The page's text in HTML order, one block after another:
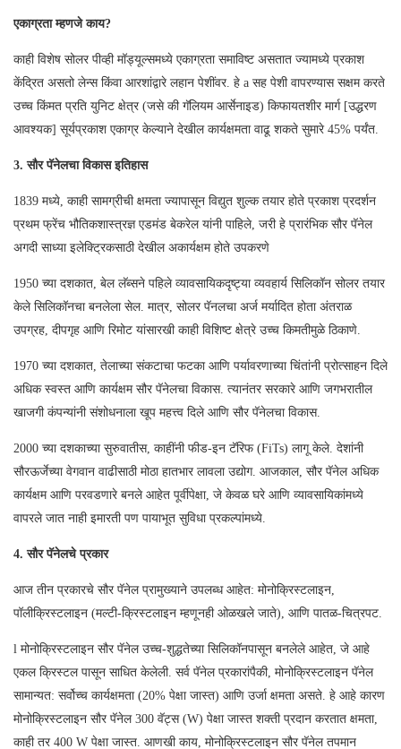
एकाग्रता म्हणजे काय?
काही विशेष सोलर पीव्ही मॉड्यूल्समध्ये एकाग्रता समाविष्ट असतात ज्यामध्ये प्रकाश
केंद्रित असतो लेन्स किंवा आरशांद्वारे लहान पेशींवर. हे a सह पेशी वापरण्यास सक्षम करते
उच्च किंमत प्रति युनिट क्षेत्र (जसे की गॅलियम आर्सेनाइड) किफायतशीर मार्ग [उद्धरण
आवश्यक] सूर्यप्रकाश एकाग्र केल्याने देखील कार्यक्षमता वाढू शकते सुमारे 45% पर्यंत.
3. सौर पॅनेलचा विकास इतिहास
1839 मध्ये, काही सामग्रीची क्षमता ज्यापासून विद्युत शुल्क तयार होते प्रकाश प्रदर्शन
प्रथम फ्रेंच भौतिकशास्त्रज्ञ एडमंड बेकरेल यांनी पाहिले, जरी हे प्रारंभिक सौर पॅनेल
अगदी साध्या इलेक्ट्रिकसाठी देखील अकार्यक्षम होते उपकरणे
1950 च्या दशकात, बेल लॅब्सने पहिले व्यावसायिकदृष्ट्या व्यवहार्य सिलिकॉन सोलर तयार
केले सिलिकॉनचा बनलेला सेल. मात्र, सोलर पॅनलचा अर्ज मर्यादित होता अंतराळ
उपग्रह, दीपगृह आणि रिमोट यांसारखी काही विशिष्ट क्षेत्रे उच्च किमतीमुळे ठिकाणे.
1970 च्या दशकात, तेलाच्या संकटाचा फटका आणि पर्यावरणाच्या चिंतांनी प्रोत्साहन दिले
अधिक स्वस्त आणि कार्यक्षम सौर पॅनेलचा विकास. त्यानंतर सरकारे आणि जगभरातील
खाजगी कंपन्यांनी संशोधनाला खूप महत्त्व दिले आणि सौर पॅनेलचा विकास.
2000 च्या दशकाच्या सुरुवातीस, काहींनी फीड-इन टॅरिफ (FiTs) लागू केले. देशांनी
सौरऊर्जेच्या वेगवान वाढीसाठी मोठा हातभार लावला उद्योग. आजकाल, सौर पॅनेल अधिक
कार्यक्षम आणि परवडणारे बनले आहेत पूर्वीपेक्षा, जे केवळ घरे आणि व्यावसायिकांमध्ये
वापरले जात नाही इमारती पण पायाभूत सुविधा प्रकल्पांमध्ये.
4. सौर पॅनेलचे प्रकार
आज तीन प्रकारचे सौर पॅनेल प्रामुख्याने उपलब्ध आहेत: मोनोक्रिस्टलाइन,
पॉलीक्रिस्टलाइन (मल्टी-क्रिस्टलाइन म्हणूनही ओळखले जाते), आणि पातळ-चित्रपट.
l मोनोक्रिस्टलाइन सौर पॅनेल उच्च-शुद्धतेच्या सिलिकॉनपासून बनलेले आहेत, जे आहे
एकल क्रिस्टल पासून साधित केलेली. सर्व पॅनेल प्रकारांपैकी, मोनोक्रिस्टलाइन पॅनेल
सामान्यत: सर्वोच्च कार्यक्षमता (20% पेक्षा जास्त) आणि उर्जा क्षमता असते. हे आहे कारण
मोनोक्रिस्टलाइन सौर पॅनेल 300 वॅट्स (W) पेक्षा जास्त शक्ती प्रदान करतात क्षमता,
काही तर 400 W पेक्षा जास्त. आणखी काय, मोनोक्रिस्टलाइन सौर पॅनेल तपमान